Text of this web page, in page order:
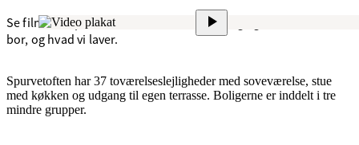
Se film om Spurvetoften: Få en rundvisning og se, hvordan vi
bor, og hvad vi laver.
Spurvetoften har 37 toværelseslejligheder med soveværelse, stue
med køkken og udgang til egen terrasse. Boligerne er inddelt i tre
mindre grupper.